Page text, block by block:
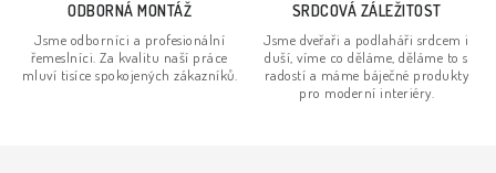
ODBORNÁ MONTÁŽ
Jsme odborníci a profesionální
řemeslníci. Za kvalitu naší práce
mluví tisíce spokojených zákazníků.
SRDCOVÁ ZÁLEŽITOST
Jsme dveřaři a podlaháři srdcem i
duší, víme co děláme, děláme to s
radostí a máme báječné produkty
pro moderní interiéry.